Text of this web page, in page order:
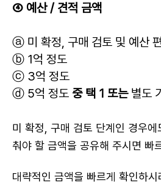
④ 예산 / 견적 금액
ⓐ 미 확정, 구매 검토 및 예산
ⓑ 1억 정도
ⓒ 3억 정도
ⓓ 5억 정도 중 택 1 또는별도
미 확정, 구매 검토 단계인 경우에
춰야 할 금액을 공유해 주시면 빠
대략적인 금액을 빠르게 확인하시